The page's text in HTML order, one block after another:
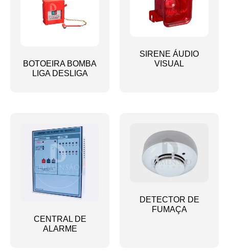
BOTOEIRA BOMBA
LIGA DESLIGA
SIRENE ÁUDIO
VISUAL
CENTRAL DE
ALARME
DETECTOR DE
FUMAÇA